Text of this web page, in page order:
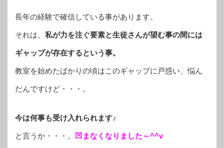
長年の経験で確信している事があります。
それは、 私が力を注ぐ要素と生徒さんが望む事の間には
ギャップが存在するという事。
教室を始めたばかりの頃はこのギャップに戸惑い、悩ん
だんですけど・・・。
今は何事も受け入れられます♪
と言うか・・・。 凹まなくなりました～^^v